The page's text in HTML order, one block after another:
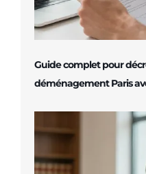
Guide complet pour
déménagement Paris